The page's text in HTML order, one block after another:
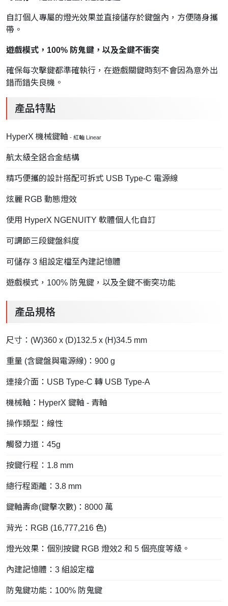
自訂個人專屬的燈光效果並直接儲存於鍵盤內，方便隨身攜
帶。
遊戲模式，100% 防鬼鍵，以及全鍵不衝突
確保每次擊鍵都準確執行，在遊戲關鍵時刻不會因為意外出
錯而錯失良機。
產品特點
HyperX 機械鍵軸 - 紅軸 Linear
航太級全鋁合金結構
精巧便攜的設計搭配可拆式 USB Type-C 電源線
炫麗 RGB 動態燈效
使用 HyperX NGENUITY 軟體個人化自訂
可調節三段鍵盤斜度
可儲存 3 組設定檔至內建記憶體
遊戲模式，100% 防鬼鍵，以及全鍵不衝突功能
產品規格
尺寸：(W)360 x (D)132.5 x (H)34.5 mm
重量 (含鍵盤與電源線)：900 g
連接介面：USB Type-C 轉 USB Type-A
機械軸：HyperX 鍵軸 - 青軸
操作類型：線性
觸發力道：45g
按鍵行程：1.8 mm
總行程距離：3.8 mm
鍵軸壽命(鍵擊次數)：8000 萬
背光：RGB (16,777,216 色)
燈光效果：個別按鍵 RGB 燈效2 和 5 個亮度等級。
內建記憶體：3 組設定檔
防鬼鍵功能：100% 防鬼鍵